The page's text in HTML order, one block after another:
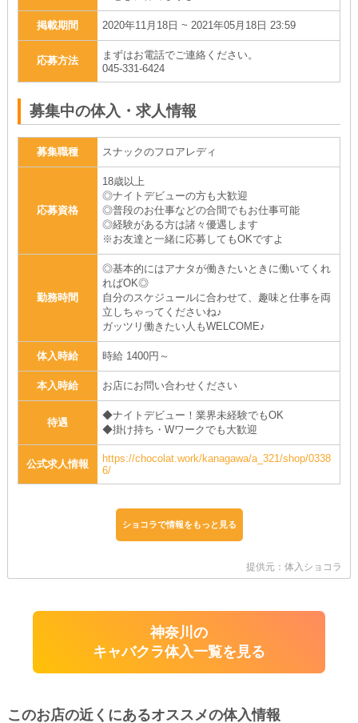
掲載期間 2020年11月18日 ~ 2021年05月18日 23:59
応募方法
まずはお電話でご連絡ください。
045-331-6424
募集中の体入・求人情報
募集職種 スナックのフロアレディ
応募資格
18歳以上
◎ナイトデビューの方も大歓迎
◎普段のお仕事などの合間でもお仕事可能
◎経験がある方は諸々優遇します
※お友達と一緒に応募してもOKですよ
勤務時間
◎基本的にはアナタが働きたいときに働いてくれ
ればOK◎
自分のスケジュールに合わせて、趣味と仕事を両
立しちゃってくださいね♪
ガッツリ働きたい人もWELCOME♪
体入時給 時給 1400円～
本入時給 お店にお問い合わせください
待遇
◆ナイトデビュー！業界未経験でもOK
◆掛け持ち・Wワークでも大歓迎
公式求人情報
https://chocolat.work/kanagawa/a_321/shop/0338
6/
ショコラで情報をもっと見る
提供元：体入ショコラ
神奈川の
キャバクラ体入一覧を見る
このお店の近くにあるオススメの体入情報